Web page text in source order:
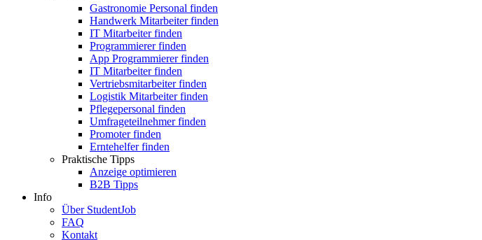
Gastronomie Personal finden
Handwerk Mitarbeiter finden
IT Mitarbeiter finden
Programmierer finden
App Programmierer finden
IT Mitarbeiter finden
Vertriebsmitarbeiter finden
Logistik Mitarbeiter finden
Pflegepersonal finden
Umfrageteilnehmer finden
Promoter finden
Erntehelfer finden
Praktische Tipps
Anzeige optimieren
B2B Tipps
Info
Über StudentJob
FAQ
Kontakt